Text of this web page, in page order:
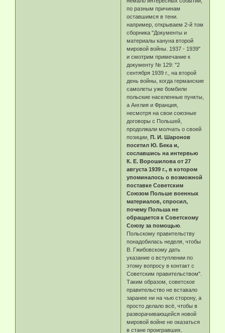
по разным причинам
оставшимся в тени.
например, открываем 2-й том
сборника "Документы и
материалы кануна второй
мировой войны. 1937 - 1939"
и смотрим примечание к
документу № 129: "2
сентября 1939 г., на второй
день войны, когда германские
самолеты уже бомбили
польские населенные пункты,
а Англия и Франция,
несмотря на свои союзные
договоры с Польшей,
продолжали молчать о своей
позиции, П. И. Шаронов
посетил Ю. Бека и,
сославшись на интервью
К. Е. Ворошилова от 27
августа 1939 г., в котором
упоминалось о возможной
поставке Советским
Союзом Польше военных
материалов, спросил,
почему Польша не
обращается к Советскому
Союзу за помощью
Польскому правительству
понадобилась неделя, чтобы
В. Гжибовскому дать
указание о вступлении по
этому вопросу в контакт с
Советским правительством".
Таким образом, советское
правительство не вставало
заранее ни на чью сторону, а
просто делало всё, чтобы в
разворачивающейся новой
мировой войне не оказаться
в стане проигравших.